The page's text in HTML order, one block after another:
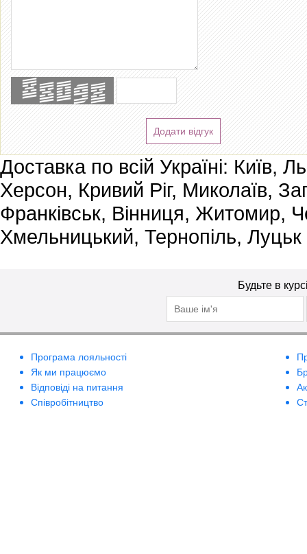
Додати відгук
Доставка по всій Україні: Київ,
Херсон, Кривий Ріг, Миколаїв,
Франківськ, Вінниця, Житомир,
Хмельницький, Тернопіль, Луцьк
Будьте в
Програма лояльності
Як ми працюємо
Відповіді на питання
Співробітництво